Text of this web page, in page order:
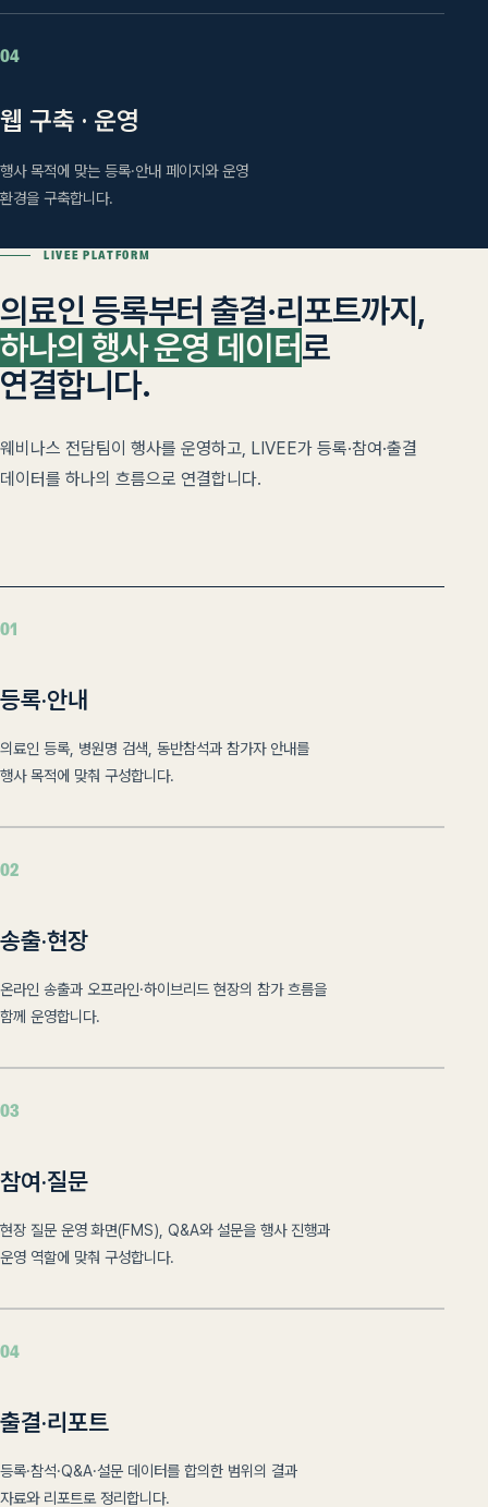
04
웹 구축 · 운영
행사 목적에 맞는 등록·안내 페이지와 운영
환경을 구축합니다.
LIVEE PLATFORM
의료인 등록부터 출결·리포트까지,
하나의 행사 운영 데이터로
연결합니다.
웨비나스 전담팀이 행사를 운영하고, LIVEE가 등록·참여·출결
데이터를 하나의 흐름으로 연결합니다.
01
등록·안내
의료인 등록, 병원명 검색, 동반참석과 참가자 안내를
행사 목적에 맞춰 구성합니다.
02
송출·현장
온라인 송출과 오프라인·하이브리드 현장의 참가 흐름을
함께 운영합니다.
03
참여·질문
현장 질문 운영 화면(FMS), Q&A와 설문을 행사 진행과
운영 역할에 맞춰 구성합니다.
04
출결·리포트
등록·참석·Q&A·설문 데이터를 합의한 범위의 결과
자료와 리포트로 정리합니다.